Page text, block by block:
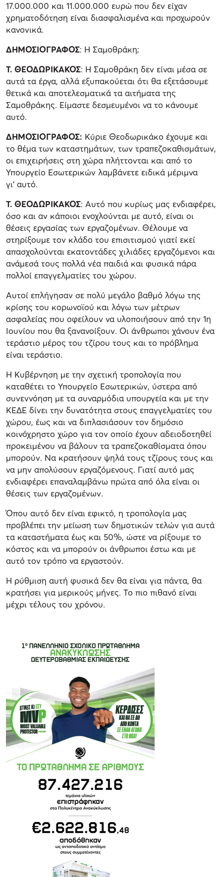
17.000.000 και 11.000.000 ευρώ που δεν είχαν
χρηματοδότηση είναι διασφαλισμένα και προχωρούν
κανονικά.
ΔΗΜΟΣΙΟΓΡΑΦΟΣ: Η Σαμοθράκη;
Τ. ΘΕΟΔΩΡΙΚΑΚΟΣ: Η Σαμοθράκη δεν είναι μέσα σε
αυτά τα έργα, αλλά εξυπακούεται ότι θα εξετάσουμε
θετικά και αποτελεσματικά τα αιτήματα της
Σαμοθράκης. Είμαστε δεσμευμένοι να το κάνουμε
αυτό.
ΔΗΜΟΣΙΟΓΡΑΦΟΣ: Kύριε Θεοδωρικάκο έχουμε και
το θέμα των καταστημάτων, των τραπεζοκαθισμάτων,
οι επιχειρήσεις στη χώρα πλήττονται και από το
Υπουργείο Εσωτερικών λαμβάνετε ειδικά μέριμνα
γι’ αυτό.
Τ. ΘΕΟΔΩΡΙΚΑΚΟΣ: Αυτό που κυρίως μας ενδιαφέρει,
όσο και αν κάποιοι ενοχλούνται με αυτό, είναι οι
θέσεις εργασίας των εργαζομένων. Θέλουμε να
στηρίξουμε τον κλάδο του επισιτισμού γιατί εκεί
απασχολούνται εκατοντάδες χιλιάδες εργαζόμενοι και
ανάμεσά τους πολλά νέα παιδιά και φυσικά πάρα
πολλοί επαγγελματίες του χώρου.
Αυτοί επλήγησαν σε πολύ μεγάλο βαθμό λόγω της
κρίσης του κορωνοϊού και λόγω των μέτρων
ασφαλείας που οφείλουν να υλοποιήσουν από την 1η
Ιουνίου που θα ξανανοίξουν. Οι άνθρωποι χάνουν ένα
τεράστιο μέρος του τζίρου τους και το πρόβλημα
είναι τεράστιο.
Η Κυβέρνηση με την σχετική τροπολογία που
καταθέτει το Υπουργείο Εσωτερικών, ύστερα από
συνεννόηση με τα συναρμόδια υπουργεία και με την
ΚΕΔΕ δίνει την δυνατότητα στους επαγγελματίες του
χώρου, έως και να διπλασιάσουν τον δημόσιο
κοινόχρηστο χώρο για τον οποίο έχουν αδειοδοτηθεί
προκειμένου να βάλουν τα τραπεζοκαθίσματα όπου
μπορούν. Να κρατήσουν ψηλά τους τζίρους τους και
να μην απολύσουν εργαζόμενους. Γιατί αυτό μας
ενδιαφέρει επαναλαμβάνω πρώτα από όλα είναι οι
θέσεις των εργαζομένων.
Όπου αυτό δεν είναι εφικτό, η τροπολογία μας
προβλέπει την μείωση των δημοτικών τελών για αυτά
τα καταστήματα έως και 50%, ώστε να ρίξουμε το
κόστος και να μπορούν οι άνθρωποι έστω και με
αυτό τον τρόπο να εργαστούν.
Η ρύθμιση αυτή φυσικά δεν θα είναι για πάντα, θα
κρατήσει για μερικούς μήνες. Το πιο πιθανό είναι
μέχρι τέλους του χρόνου.